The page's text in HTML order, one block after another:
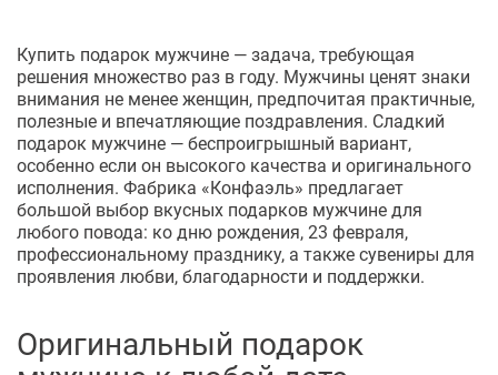
Купить подарок мужчине — задача, требующая
решения множество раз в году. Мужчины ценят знаки
внимания не менее женщин, предпочитая практичные,
полезные и впечатляющие поздравления. Сладкий
подарок мужчине — беспроигрышный вариант,
особенно если он высокого качества и оригинального
исполнения. Фабрика «Конфаэль» предлагает
большой выбор вкусных подарков мужчине для
любого повода: ко дню рождения, 23 февраля,
профессиональному празднику, а также сувениры для
проявления любви, благодарности и поддержки.
Оригинальный подарок